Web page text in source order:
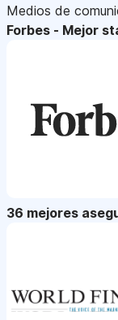
Medios de
Forbes - Mejor
36 mejores